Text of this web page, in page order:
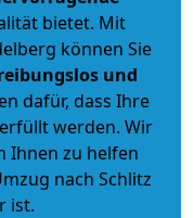
bietet. Mit
können Sie
und
dafür, dass Ihre
werden. Wir
Ihnen zu helfen
nach Schlitz
ist.